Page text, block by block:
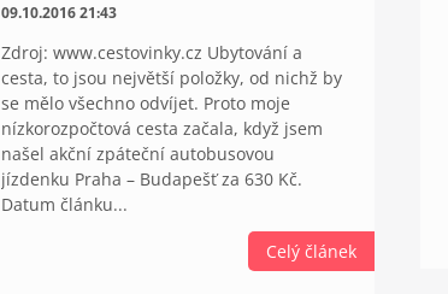
09.10.2016 21:43
Zdroj: www.cestovinky.cz Ubytování a
cesta, to jsou největší položky, od nichž by
se mělo všechno odvíjet. Proto moje
nízkorozpočtová cesta začala, když jsem
našel akční zpáteční autobusovou
jízdenku Praha – Budapešť za 630 Kč.
Datum článku...
Celý článek